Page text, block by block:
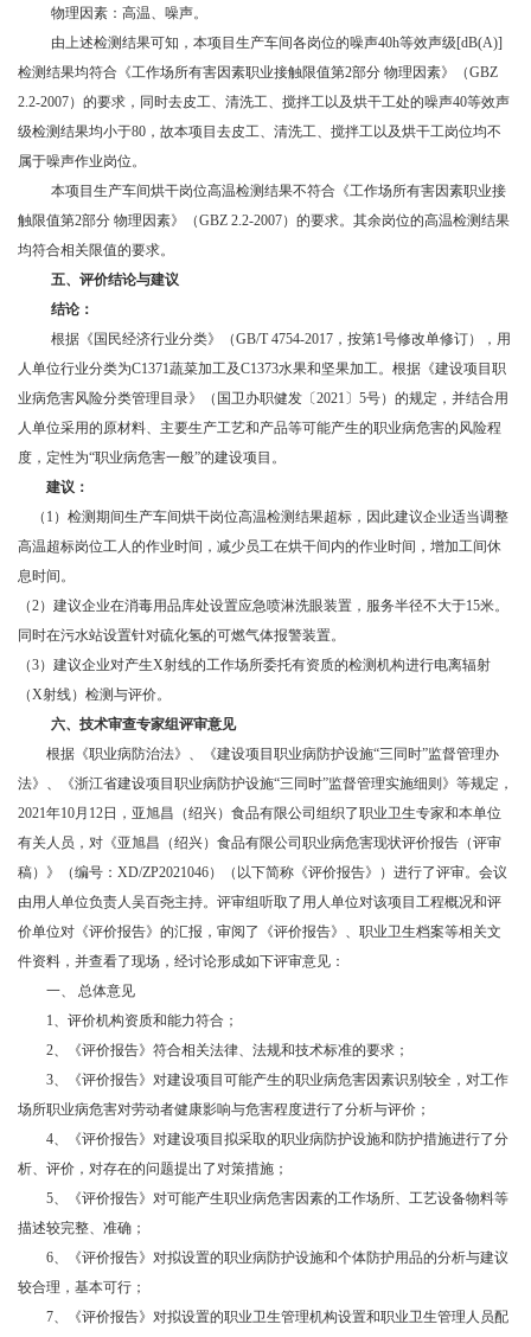
物理因素：高温、噪声。
由上述检测结果可知，本项目生产车间各岗位的噪声40h等效声级[dB(A)]
检测结果均符合《工作场所有害因素职业接触限值第2部分 物理因素》（GBZ
2.2-2007）的要求，同时去皮工、清洗工、搅拌工以及烘干工处的噪声40等效声
级检测结果均小于80，故本项目去皮工、清洗工、搅拌工以及烘干工岗位均不
属于噪声作业岗位。
本项目生产车间烘干岗位高温检测结果不符合《工作场所有害因素职业接
触限值第2部分 物理因素》（GBZ 2.2-2007）的要求。其余岗位的高温检测结果
均符合相关限值的要求。
五、 评价结论与建议
结论：
根据《国民经济行业分类》（GB/T 4754-2017，按第1号修改单修订），用
人单位行业分类为C1371蔬菜加工及C1373水果和坚果加工。根据《建设项目职
业病危害风险分类管理目录》（国卫办职健发〔2021〕5号）的规定，并结合用
人单位采用的原材料、主要生产工艺和产品等可能产生的职业病危害的风险程
度，定性为“职业病危害一般”的建设项目。
建议：
（1）检测期间生产车间烘干岗位高温检测结果超标，因此建议企业适当调整
高温超标岗位工人的作业时间，减少员工在烘干间内的作业时间，增加工间休
息时间。
（2）建议企业在消毒用品库处设置应急喷淋洗眼装置，服务半径不大于15米。
同时在污水站设置针对硫化氢的可燃气体报警装置。
（3）建议企业对产生X射线的工作场所委托有资质的检测机构进行电离辐射
（X射线）检测与评价。
六、 技术审查专家组评审意见
根据《职业病防治法》、《建设项目职业病防护设施“三同时”监督管理办
法》、《浙江省建设项目职业病防护设施“三同时”监督管理实施细则》等规定，
2021年10月12日，亚旭昌（绍兴）食品有限公司组织了职业卫生专家和本单位
有关人员，对《亚旭昌（绍兴）食品有限公司职业病危害现状评价报告（评审
稿）》（编号：XD/ZP2021046）（以下简称《评价报告》）进行了评审。会议
由用人单位负责人吴百尧主持。评审组听取了用人单位对该项目工程概况和评
价单位对《评价报告》的汇报，审阅了《评价报告》、职业卫生档案等相关文
件资料，并查看了现场，经讨论形成如下评审意见：
一、 总体意见
1、评价机构资质和能力符合；
2、《评价报告》符合相关法律、法规和技术标准的要求；
3、《评价报告》对建设项目可能产生的职业病危害因素识别较全，对工作
场所职业病危害对劳动者健康影响与危害程度进行了分析与评价；
4、《评价报告》对建设项目拟采取的职业病防护设施和防护措施进行了分
析、评价，对存在的问题提出了对策措施；
5、《评价报告》对可能产生职业病危害因素的工作场所、工艺设备物料等
描述较完整、准确；
6、《评价报告》对拟设置的职业病防护设施和个体防护用品的分析与建议
较合理，基本可行；
7、《评价报告》对拟设置的职业卫生管理机构设置和职业卫生管理人员配